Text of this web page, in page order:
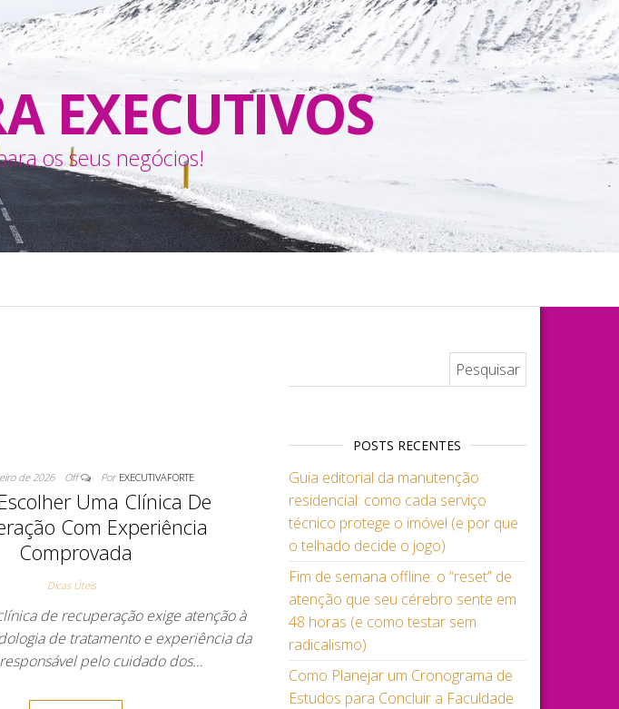
EXECUTIVOS
os seus negócios!
de 2026 Off Por EXECUTIVAFORTE
Uma Clínica De
Com Experiência
Comprovada
Dicas Úteis
de recuperação exige atenção à
de tratamento e experiência da
pelo cuidado dos…
POSTS RECENTES
Guia editorial da manutenção
residencial: como cada serviço
técnico protege o imóvel (e por que
o telhado decide o jogo)
Fim de semana offline: o “reset” de
atenção que seu cérebro sente em
48 horas (e como testar sem
radicalismo)
Como Planejar um Cronograma de
Estudos para Concluir a Faculdade